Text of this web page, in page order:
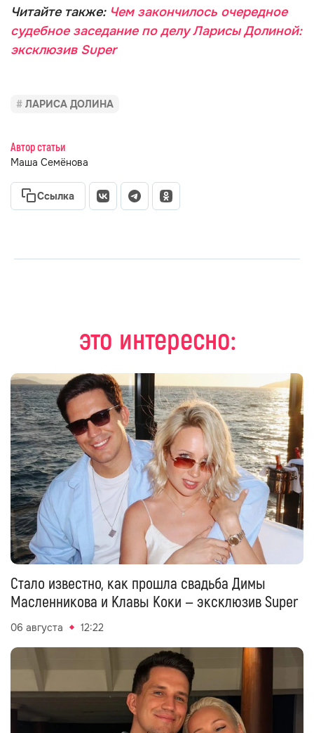
Читайте также: Чем закончилось очередное
судебное заседание по делу Ларисы Долиной:
эксклюзив Super
ЛАРИСА ДОЛИНА
Автор статьи
Маша Семёнова
Ссылка
это интересно:
Стало известно, как прошла свадьба Димы
Масленникова и Клавы Коки — эксклюзив Super
06 августа 12:22